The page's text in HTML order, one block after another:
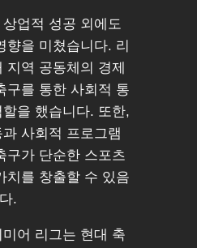
업적 성공 외에도
향을 미쳤습니다. 리
역 공동체의 경제
구를 통한 사회적 통
을 했습니다. 또한,
사회적 프로그램
구가 단순한 스포츠
치를 창출할 수 있음
.
어 리그는 현대 축